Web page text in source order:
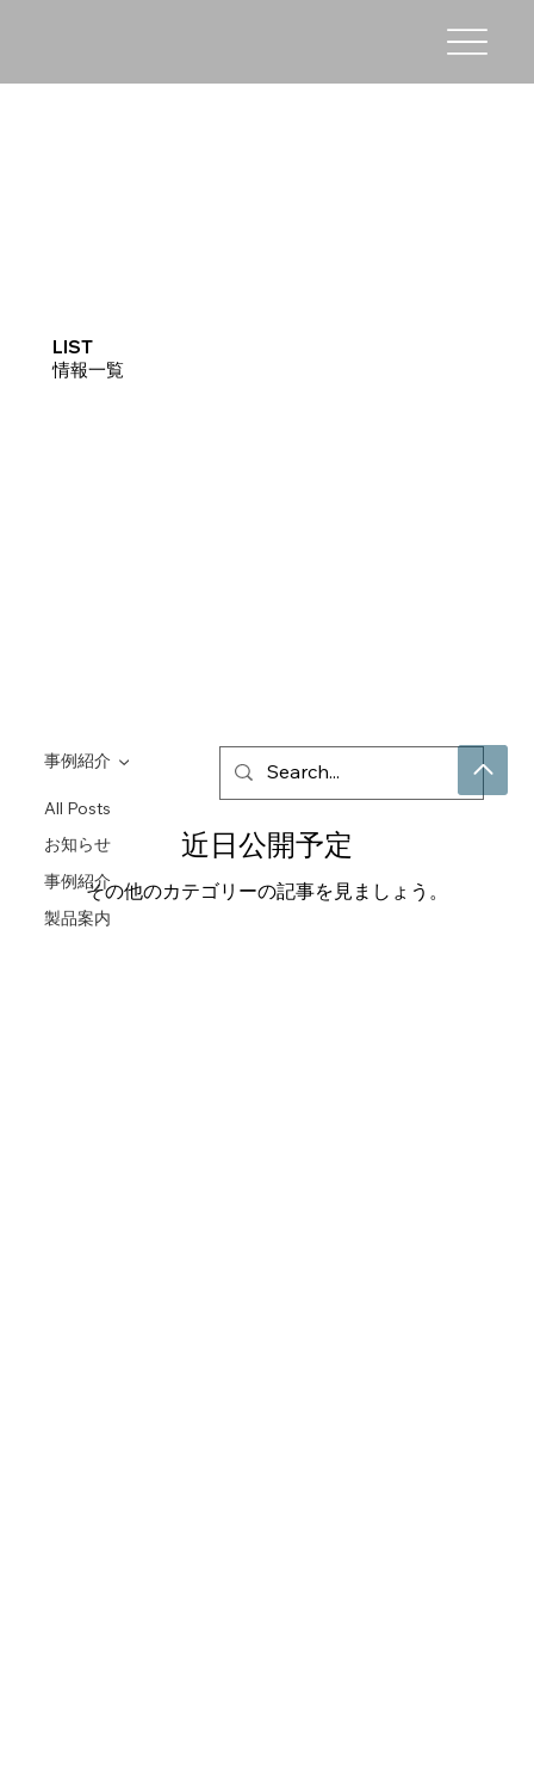
LIST
情報一覧
All Posts
お知らせ
事例紹介
製品案内
事例紹介
近日公開予定
その他のカテゴリーの記事を見ましょう。